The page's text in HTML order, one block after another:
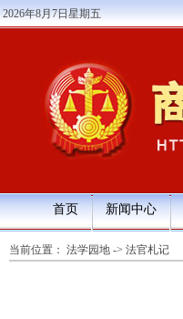
2026年8月7日星期五
首页 新闻中心
当前位置： 法学园地 -> 法官札记